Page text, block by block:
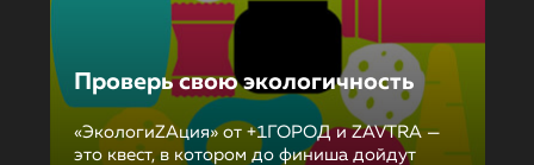
Проверь свою экологичность
«ЭкологиZAция» от +1ГОРОД и ZAVTRA —
это квест, в котором до финиша дойдут